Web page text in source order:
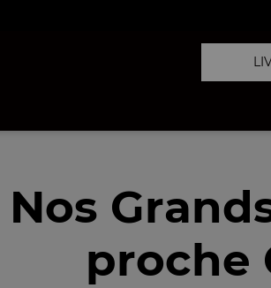
Nos
proche